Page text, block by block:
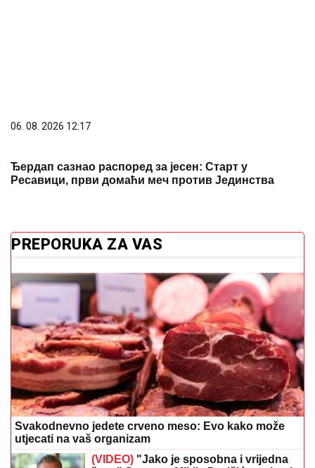
Ђердап сазнао распоред за јесен: Старт у
Svakodnevno jedete crveno meso: Evo kako može
utjecati na vaš organizam
(VIDEO)"Jako je sposobna i vrijedna
žena" Supruga Mikija Đuričića se bavi
OZBILJNIM POSLOM, Angelina radi na
dva mjesta i ne eksponira se javno